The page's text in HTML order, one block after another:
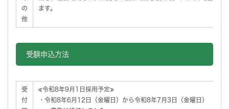
の
他
ます。
受験申込方法
受
付
≪令和8年9月1日採用予定≫
・令和8年6月12日（金曜日）から令和8年7月3日（金曜日）